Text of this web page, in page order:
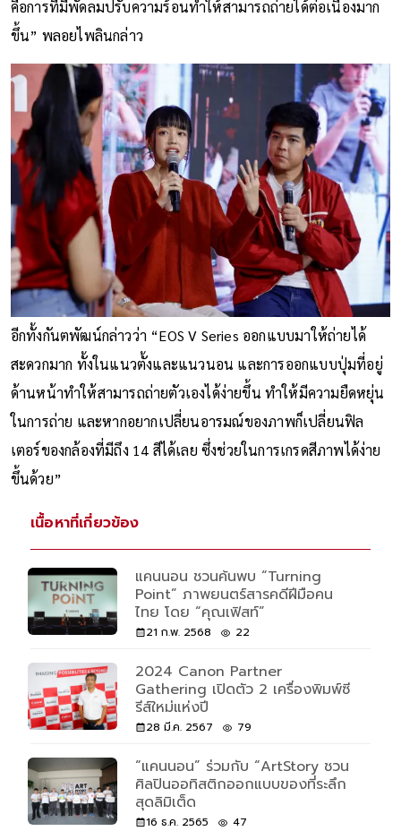
คือการที่มีพัดลมปรับความร้อนทำให้สามารถถ่ายได้ต่อเนื่องมาก
ขึ้น” พลอยไพลินกล่าว
อีกทั้งกันตพัฒน์กล่าวว่า “EOS V Series ออกแบบมาให้ถ่ายได้
สะดวกมาก ทั้งในแนวตั้งและแนวนอน และการออกแบบปุ่มที่อยู่
ด้านหน้าทำให้สามารถถ่ายตัวเองได้ง่ายขึ้น ทำให้มีความยืดหยุ่น
ในการถ่าย และหากอยากเปลี่ยนอารมณ์ของภาพก็เปลี่ยนฟิล
เตอร์ของกล้องที่มีถึง 14 สีได้เลย ซึ่งช่วยในการเกรดสีภาพได้ง่าย
ขึ้นด้วย”
เนื้อหาที่เกี่ยวข้อง
แคนนอน ชวนค้นพบ “Turning
Point” ภาพยนตร์สารคดีฝีมือคน
ไทย โดย “คุณเฟิสท์”
21 ก.พ. 2568 22
2024 Canon Partner
Gathering เปิดตัว 2 เครื่องพิมพ์ซี
รีส์ใหม่แห่งปี
28 มี.ค. 2567 79
“แคนนอน” ร่วมกับ “ArtStory ชวน
ศิลปินออทิสติกออกแบบของที่ระลึก
สุดลิมิเต็ด
16 ธ.ค. 2565 47